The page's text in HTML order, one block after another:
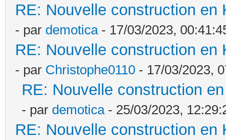
RE: Nouvelle construction
- par demotica- 17/03/2023,
RE: Nouvelle construction
- par Christophe0110 - 17/03/2023,
RE: Nouvelle construction
- par demotica- 25/03/2023,
RE: Nouvelle construction